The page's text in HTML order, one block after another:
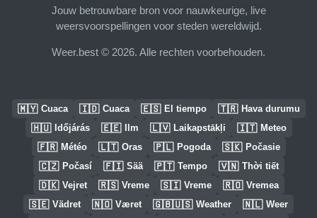
Jouw betrouwbare bron voor nauwkeurige, live
weersvoorspellingen voor steden wereldwijd.
Weer.best © 2026. Alle rechten voorbehouden.
🇲🇾 Cuaca 🇮🇩 Cuaca 🇪🇸 El tiempo 🇹🇷 Hava durumu
🇭🇺 Időjárás 🇪🇪 Ilm 🇱🇻 Laikapstākļi 🇮🇹 Meteo
🇫🇷 Météo 🇱🇹 Oras 🇵🇱 Pogoda 🇸🇰 Počasie
🇨🇿 Počasí 🇫🇮 Sää 🇵🇹 Tempo 🇻🇳 Thời tiết
🇩🇰 Vejret 🇷🇸 Vreme 🇸🇮 Vreme 🇷🇴 Vremea
🇸🇪 Vädret 🇳🇴 Været 🇬🇧🇺🇸 Weather 🇳🇱 Weer